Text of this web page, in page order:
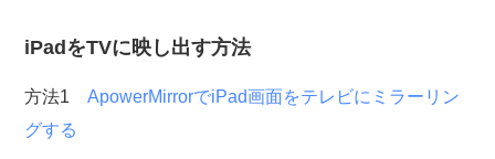
iPadをTVに映し出す方法
方法1ApowerMirrorでiPad画面をテレビにミラーリン
グする